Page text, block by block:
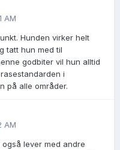
AM
Hunden virker helt
tatt hun med til
godbiter vil hun alltid
i
på alle områder.
AM
lever med andre